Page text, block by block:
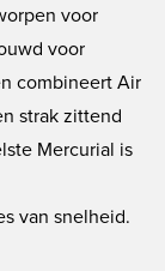
voor
voor
combineert Air
strak zittend
Mercurial is
van snelheid.